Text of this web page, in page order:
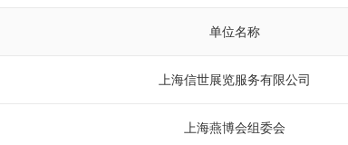
单位名称
上海信世展览服务有限公司
上海燕博会组委会